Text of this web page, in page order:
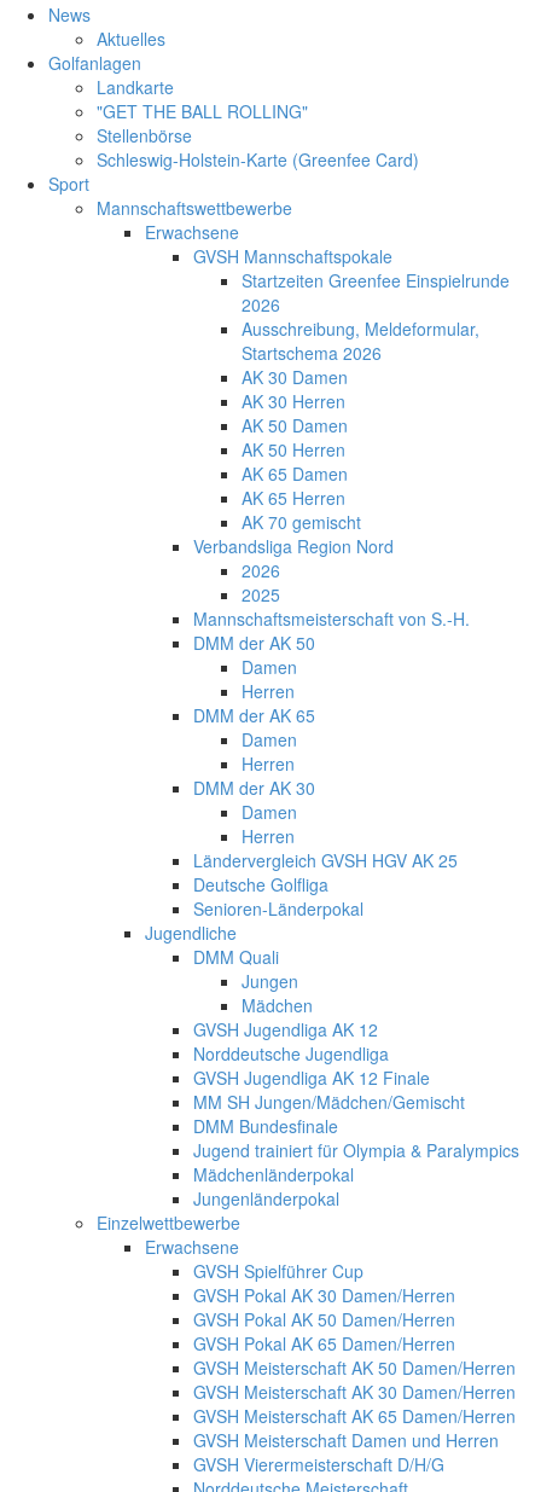
News
Aktuelles
Golfanlagen
Landkarte
"GET THE BALL ROLLING"
Stellenbörse
Schleswig-Holstein-Karte (Greenfee Card)
Sport
Mannschaftswettbewerbe
Erwachsene
GVSH Mannschaftspokale
Startzeiten Greenfee Einspielrunde
2026
Ausschreibung, Meldeformular,
Startschema 2026
AK 30 Damen
AK 30 Herren
AK 50 Damen
AK 50 Herren
AK 65 Damen
AK 65 Herren
AK 70 gemischt
Verbandsliga Region Nord
2026
2025
Mannschaftsmeisterschaft von S.-H.
DMM der AK 50
Damen
Herren
DMM der AK 65
Damen
Herren
DMM der AK 30
Damen
Herren
Ländervergleich GVSH HGV AK 25
Deutsche Golfliga
Senioren-Länderpokal
Jugendliche
DMM Quali
Jungen
Mädchen
GVSH Jugendliga AK 12
Norddeutsche Jugendliga
GVSH Jugendliga AK 12 Finale
MM SH Jungen/Mädchen/Gemischt
DMM Bundesfinale
Jugend trainiert für Olympia & Paralympics
Mädchenländerpokal
Jungenländerpokal
Einzelwettbewerbe
Erwachsene
GVSH Spielführer Cup
GVSH Pokal AK 30 Damen/Herren
GVSH Pokal AK 50 Damen/Herren
GVSH Pokal AK 65 Damen/Herren
GVSH Meisterschaft AK 50 Damen/Herren
GVSH Meisterschaft AK 30 Damen/Herren
GVSH Meisterschaft AK 65 Damen/Herren
GVSH Meisterschaft Damen und Herren
GVSH Vierermeisterschaft D/H/G